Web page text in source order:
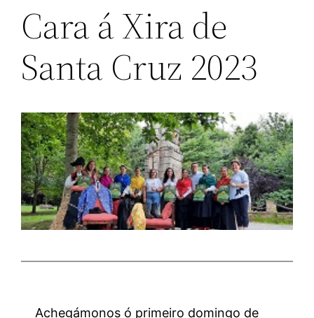
Cara á Xira de
Santa Cruz 2023
Achegámonos ó primeiro domingo de